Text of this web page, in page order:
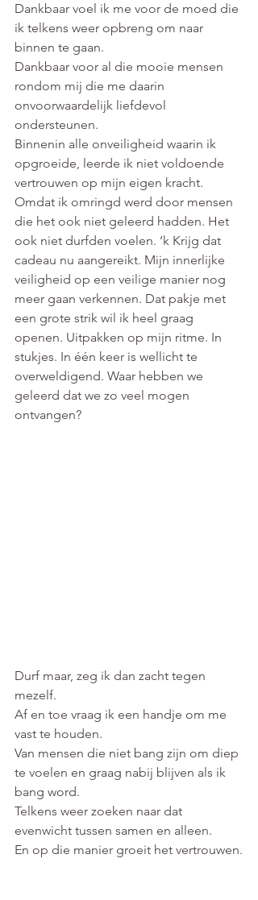
Dankbaar voel ik me voor de moed die
ik telkens weer opbreng om naar
binnen te gaan.
Dankbaar voor al die mooie mensen
rondom mij die me daarin
onvoorwaardelijk liefdevol
ondersteunen.
Binnenin alle onveiligheid waarin ik
opgroeide, leerde ik niet voldoende
vertrouwen op mijn eigen kracht.
Omdat ik omringd werd door mensen
die het ook niet geleerd hadden. Het
ook niet durfden voelen. ‘k Krijg dat
cadeau nu aangereikt. Mijn innerlijke
veiligheid op een veilige manier nog
meer gaan verkennen. Dat pakje met
een grote strik wil ik heel graag
openen. Uitpakken op mijn ritme. In
stukjes. In één keer is wellicht te
overweldigend. Waar hebben we
geleerd dat we zo veel mogen
ontvangen?
Durf maar, zeg ik dan zacht tegen
mezelf.
Af en toe vraag ik een handje om me
vast te houden.
Van mensen die niet bang zijn om diep
te voelen en graag nabij blijven als ik
bang word.
Telkens weer zoeken naar dat
evenwicht tussen samen en alleen.
En op die manier groeit het vertrouwen.